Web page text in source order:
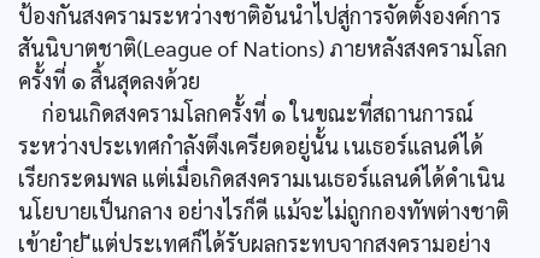
ป้องกันสงครามระหว่างชาติอันนำไปสู่การจัดตั้งองค์การ
สันนิบาตชาติ(League of Nations) ภายหลังสงครามโลก
ครั้งที่ ๑ สิ้นสุดลงด้วย
ก่อนเกิดสงครามโลกครั้งที่ ๑ ในขณะที่สถานการณ์
ระหว่างประเทศกำลังตึงเครียดอยู่นั้น เนเธอร์แลนด์ได้
เรียกระดมพล แต่เมื่อเกิดสงครามเนเธอร์แลนด์ได้ดำเนิน
นโยบายเป็นกลาง อย่างไรก็ดี แม้จะไม่ถูกกองทัพต่างชาติ
เข้ายำย่ ีแต่ประเทศก็ได้รับผลกระทบจากสงครามอย่าง